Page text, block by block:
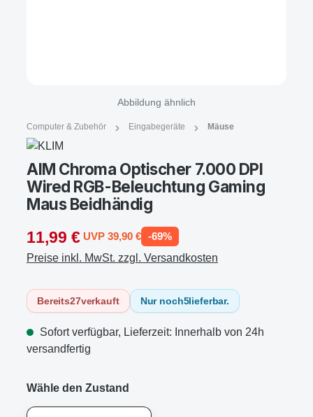
Abbildung ähnlich
Computer & Zubehör Eingabegeräte Mäuse
AIM Chroma Optischer 7.000 DPI
Wired RGB-Beleuchtung Gaming
Maus Beidhändig
11,99 € UVP 39,90 € -69%
Preise inkl. MwSt. zzgl. Versandkosten
Bereits27verkauft Nur noch5lieferbar.
Sofort verfügbar, Lieferzeit: Innerhalb von 24h
versandfertig
Wähle den Zustand